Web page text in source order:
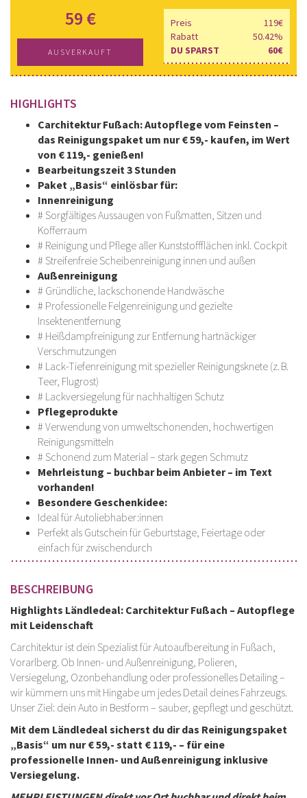
59 €
AUSVERKAUFT
Preis
119€
Rabatt
50.42%
DU SPARST
60€
HIGHLIGHTS
Carchitektur Fußach: Autopflege vom Feinsten –
das Reinigungspaket um nur € 59,- kaufen, im Wert
von € 119,- genießen!
Bearbeitungszeit 3 Stunden
Paket „Basis“ einlösbar für:
Innenreinigung
# Sorgfältiges Aussaugen von Fußmatten, Sitzen und
Kofferraum
# Reinigung und Pflege aller Kunststoffflächen inkl. Cockpit
# Streifenfreie Scheibenreinigung innen und außen
Außenreinigung
# Gründliche, lackschonende Handwäsche
# Professionelle Felgenreinigung und gezielte
Insektenentfernung
# Heißdampfreinigung zur Entfernung hartnäckiger
Verschmutzungen
# Lack-Tiefenreinigung mit spezieller Reinigungsknete (z. B.
Teer, Flugrost)
# Lackversiegelung für nachhaltigen Schutz
Pflegeprodukte
# Verwendung von umweltschonenden, hochwertigen
Reinigungsmitteln
# Schonend zum Material – stark gegen Schmutz
Mehrleistung – buchbar beim Anbieter – im Text
vorhanden!
Besondere Geschenkidee:
Ideal für Autoliebhaber:innen
Perfekt als Gutschein für Geburtstage, Feiertage oder
einfach für zwischendurch
BESCHREIBUNG
Highlights Ländledeal: Carchitektur Fußach – Autopflege
mit Leidenschaft
Carchitektur ist dein Spezialist für Autoaufbereitung in Fußach,
Vorarlberg. Ob Innen- und Außenreinigung, Polieren,
Versiegelung, Ozonbehandlung oder professionelles Detailing –
wir kümmern uns mit Hingabe um jedes Detail deines Fahrzeugs.
Unser Ziel: dein Auto in Bestform – sauber, gepflegt und geschützt.
Mit dem Ländledeal sicherst du dir das Reinigungspaket
„Basis“ um nur € 59,- statt € 119,- – für eine
professionelle Innen- und Außenreinigung inklusive
Versiegelung.